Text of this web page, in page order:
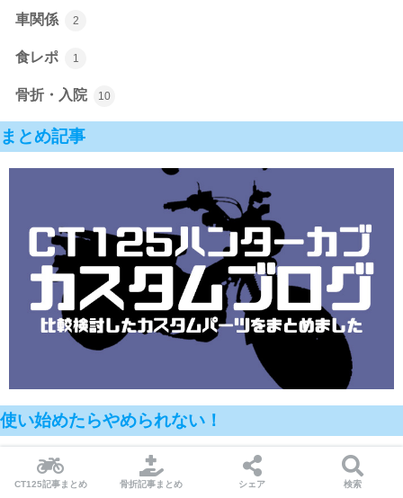
車関係 2
食レポ 1
骨折・入院 10
まとめ記事
使い始めたらやめられない！
CT125記事まとめ 骨折記事まとめ シェア 検索